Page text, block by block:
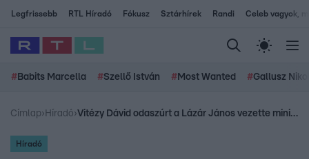
Legfrissebb RTL Híradó Fókusz Sztárhírek Randi Celeb vagyok,
# Babits Marcella #Szellő István # Most Wanted #Gallusz
Címlap› Híradó› Vitézy Dávid odaszúrt a Lázár János vezette minisztériumnak: HÉV-ek felújítása az elsődleges feladat
Híradó